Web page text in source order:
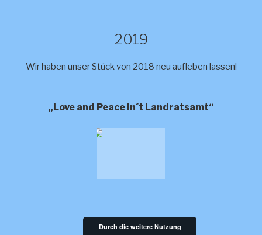
2019
Wir haben unser Stück von 2018 neu aufleben lassen!
„Love and Peace in´t Landratsamt“
Durch die weitere Nutzung